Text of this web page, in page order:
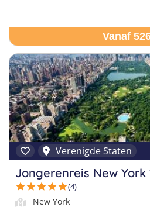
Vanaf
Verenigde Staten
Jongerenreis New York
(4)
New York